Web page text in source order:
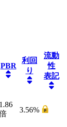
PBR
利回
り
流動
性
表記
1.86
3.56%